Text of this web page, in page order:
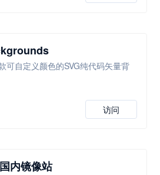
可自定义颜色的SVG纯代码矢量背
访问
内镜像站